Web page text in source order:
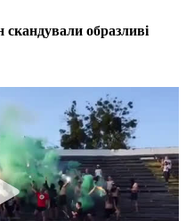
образливі